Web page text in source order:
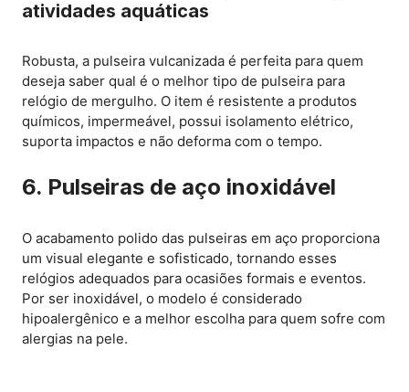
atividades aquáticas
Robusta, a pulseira vulcanizada é perfeita para quem
deseja saber qual é o melhor tipo de pulseira para
relógio de mergulho. O item é resistente a produtos
químicos, impermeável, possui isolamento elétrico,
suporta impactos e não deforma com o tempo.
6. Pulseiras de aço inoxidável
O acabamento polido das pulseiras em aço proporciona
um visual elegante e sofisticado, tornando esses
relógios adequados para ocasiões formais e eventos.
Por ser inoxidável, o modelo é considerado
hipoalergênico e a melhor escolha para quem sofre com
alergias na pele.